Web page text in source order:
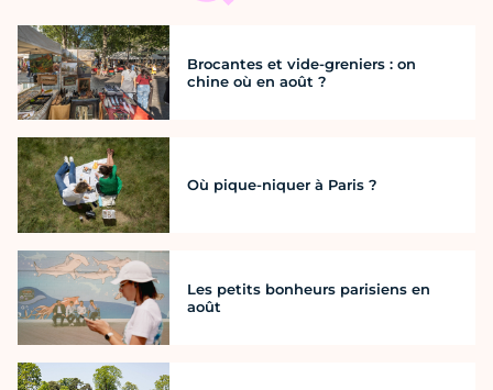
Brocantes et vide-greniers : on
chine où en août ?
Où pique-niquer à Paris ?
Les petits bonheurs parisiens en
août